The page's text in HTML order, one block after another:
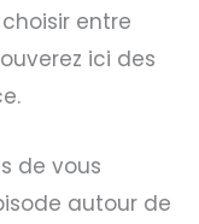
entre
ici des
de vous
autour de